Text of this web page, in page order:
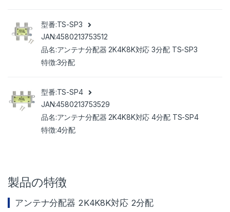
TS-SP3
4580213753512
アンテナ分配器 2K4K8K対応 3分配 TS-SP3
3分配
TS-SP4
4580213753529
アンテナ分配器 2K4K8K対応 4分配 TS-SP4
4分配
製品の特徴
アンテナ分配器 2K4K8K対応 2分配